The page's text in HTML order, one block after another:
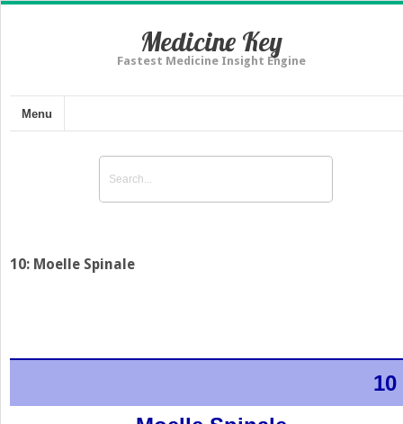
Medicine Key
Fastest Medicine Insight Engine
Menu
10: Moelle Spinale
10